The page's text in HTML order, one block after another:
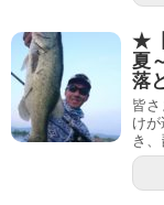
★
夏
落
皆
け
き